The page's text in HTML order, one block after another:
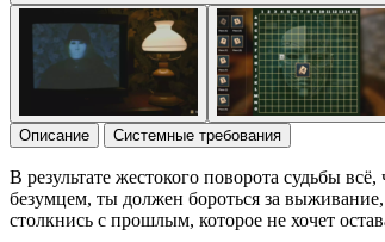
Описание Системные требования
В результате жестокого поворота судьбы
безумцем, ты должен бороться за
столкнись с прошлым, которое не хочет